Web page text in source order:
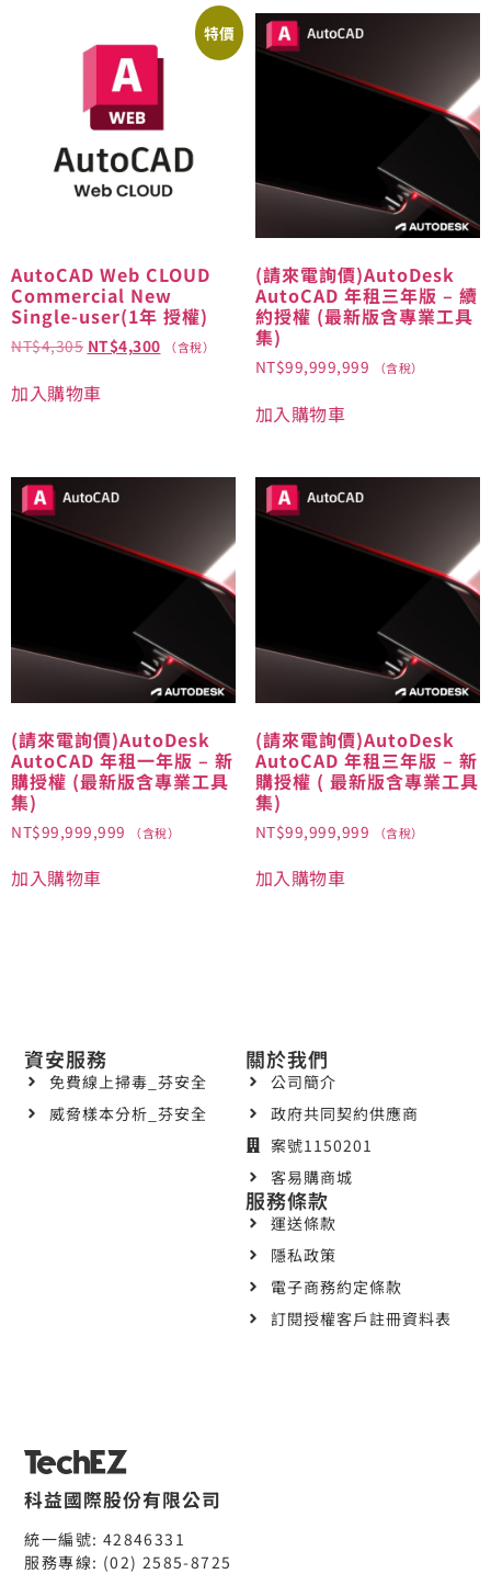
特價
AutoCAD Web CLOUD
Commercial New
Single-user(1年 授權)
NT$4,305 NT$4,300 （含稅）
加入購物車
(請來電詢價)AutoDesk
AutoCAD 年租三年版 – 續
約授權 (最新版含專業工具
集)
NT$99,999,999 （含稅）
加入購物車
(請來電詢價)AutoDesk
AutoCAD 年租一年版 – 新
購授權 (最新版含專業工具
集)
NT$99,999,999 （含稅）
加入購物車
(請來電詢價)AutoDesk
AutoCAD 年租三年版 – 新
購授權 ( 最新版含專業工具
集)
NT$99,999,999 （含稅）
加入購物車
科益國際股份有限公司
統一編號: 42846331
服務專線: (02) 2585-8725
關於我們
公司簡介
政府共同契約供應商
案號1150201
客易購商城
資安服務
免費線上掃毒_芬安全
威脅樣本分析_芬安全
服務條款
運送條款
隱私政策
電子商務約定條款
訂閱授權客戶註冊資料表